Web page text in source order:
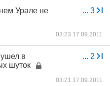
... 3
Урале не
03:23 17.09.2011
... 2
в
шуток
03:21 17.09.2011